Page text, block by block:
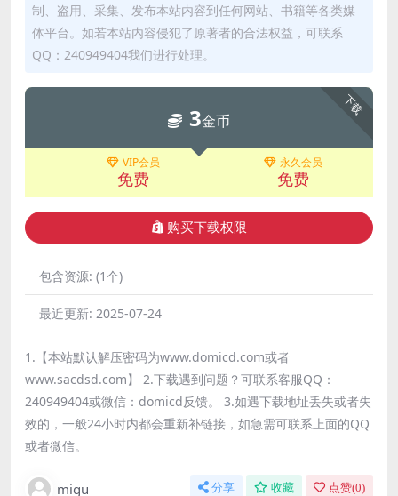
制、盗用、采集、发布本站内容到任何网站、书籍等各类媒
体平台。如若本站内容侵犯了原著者的合法权益，可联系
QQ：240949404我们进行处理。
下载
3金币
VIP会员
免费
永久会员
免费
购买下载权限
包含资源: (1个)
最近更新: 2025-07-24
1.【本站默认解压密码为www.domicd.com或者
www.sacdsd.com】 2.下载遇到问题？可联系客服QQ：
240949404或微信：domicd反馈。 3.如遇下载地址丢失或者失
效的，一般24小时内都会重新补链接，如急需可联系上面的QQ
或者微信。
migu 分享 收藏 点赞(0)